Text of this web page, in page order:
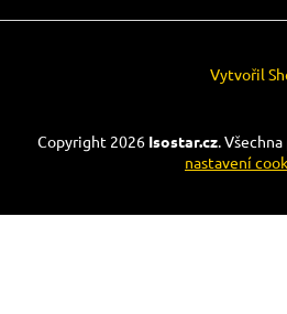
Vytvořil
Copyright 2026 Isostar.cz.
nastavení